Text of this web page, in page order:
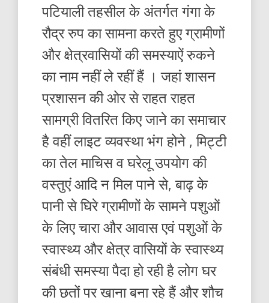
पटियाली तहसील के अंतर्गत गंगा के
रौद्र रुप का सामना करते हुए ग्रामीणों
और ‌क्षेत्रवासियों की समस्याऐं रुकने
का नाम नहीं ले रहीं हैं । जहां शासन
प्रशासन की ओर से राहत राहत
सामग्री वितरित किए जाने का समाचार
है वहीं लाइट व्यवस्था भंग होने , मिट्टी
का तेल माचिस व घरेलू उपयोग की
वस्तुएं आदि न मिल पाने से, बाढ़ के
पानी से घिरे ग्रामीणों के सामने पशुओं
के लिए चारा और आवास एवं पशुओं के
स्वास्थ्य और क्षेत्र वासियों के स्वास्थ्य
संबंधी समस्या पैदा हो रही है लोग घर
की छतों पर खाना बना रहे हैं और शौच